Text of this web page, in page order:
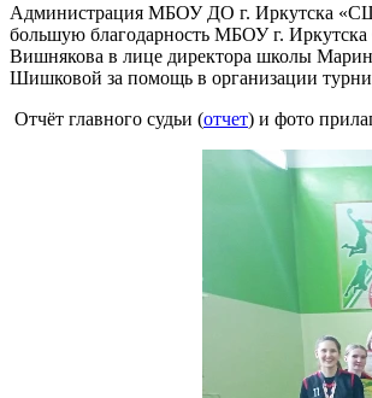
Администрация МБОУ ДО г. Иркутска
большую благодарность МБОУ г.
Вишнякова в лице директора школы
Шишковой за помощь в организации
Отчёт главного судьи (отчет) и фото